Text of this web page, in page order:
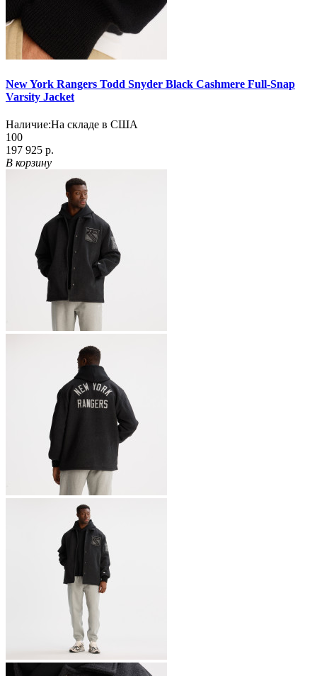
New York Rangers Todd Snyder Black Cashmere Full-Snap
Varsity Jacket
Наличие:На складе в США
100
197 925 р.
В корзину